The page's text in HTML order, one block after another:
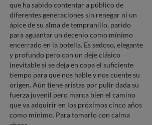
que ha sabido contentar a público de
diferentes generaciones sin renegar ni un
ápice de su alma de tempranillo, parido
para aguantar un decenio como mínimo
encerrado en la botella. Es sedoso, elegante
y profundo pero con un deje clásico
inevitable si se deja en copa el suficiente
tiempo para que nos hable y nos cuente su
origen. Aún tiene aristas por pulir dada su
fuerza juvenil pero marca bien el camino
que va adquirir en los próximos cinco años
como mínimo. Para tomarlo con calma